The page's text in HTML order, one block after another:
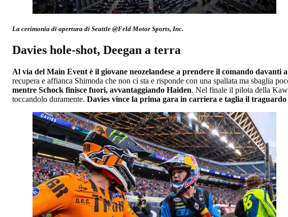
La cerimonia di apertura di Seattle @Feld Motor Sports, Inc.
Davies hole-shot, Deegan a terra
Al via del Main Event è il giovane neozelandese a prendere il comando
recupera e affianca Shimoda che non ci sta e risponde con una spallata ma sbaglia
mentre Schock finisce fuori, avvantaggiando Haiden. Nel finale il pilota della
toccandolo duramente. Davies vince la prima gara in carriera e taglia il